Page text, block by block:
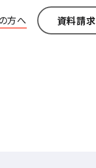
方へ 資料請求